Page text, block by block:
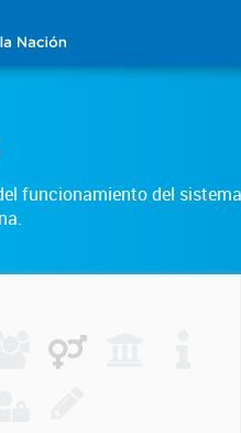
funcionamiento del